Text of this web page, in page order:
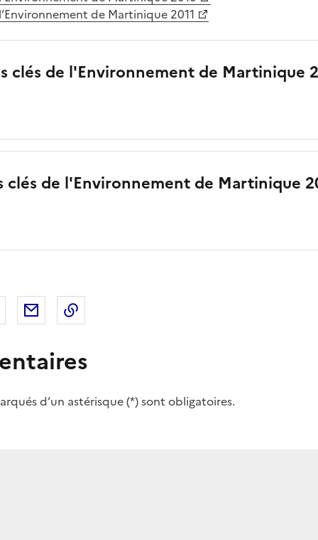
de Martinique 2011
clés de l'Environnement de Martinique
clés de l'Environnement de Martinique
sur X
Partager sur LinkedIn
Partager par email
d’un astérisque (*) sont obligatoires.